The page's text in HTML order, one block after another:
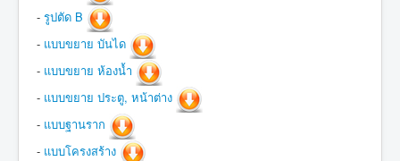
- รูปตัด B
- แบบขยาย บันได
- แบบขยาย ห้องน้ำ
- แบบขยาย ประตู, หน้าต่าง
- แบบฐานราก
- แบบโครงสร้าง